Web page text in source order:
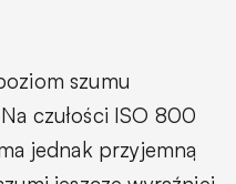
szumu
czułości ISO 800
jednak przyjemną